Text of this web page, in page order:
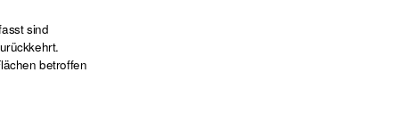
sind
betroffen